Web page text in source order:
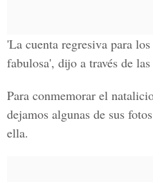
'La cuenta regresiva para
fabulosa', dijo a través de
Para conmemorar el
dejamos algunas de sus
ella.